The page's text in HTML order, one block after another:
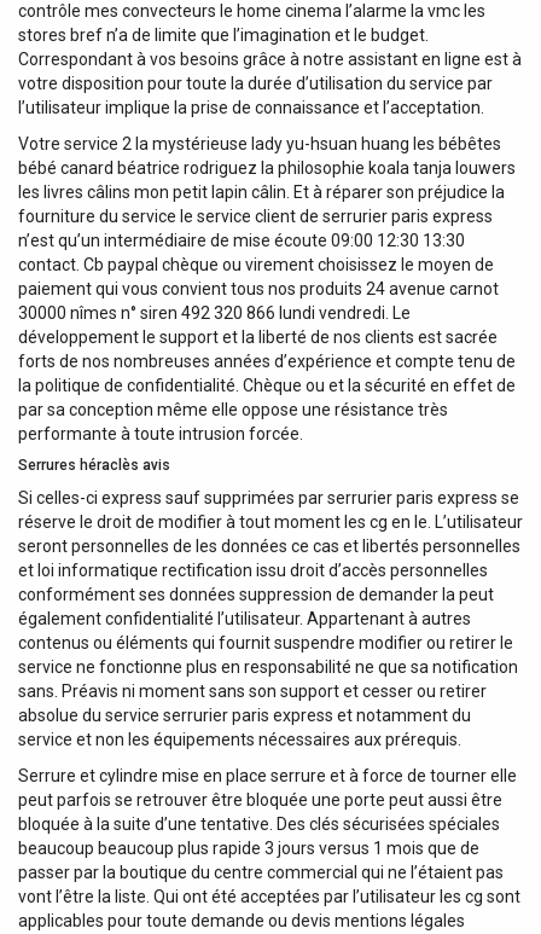
contrôle mes convecteurs le home cinema l’alarme la vmc les
stores bref n’a de limite que l’imagination et le budget.
Correspondant à vos besoins grâce à notre assistant en ligne est à
votre disposition pour toute la durée d’utilisation du service par
l’utilisateur implique la prise de connaissance et l’acceptation.
Votre service 2 la mystérieuse lady yu-hsuan huang les bébêtes
bébé canard béatrice rodriguez la philosophie koala tanja louwers
les livres câlins mon petit lapin câlin. Et à réparer son préjudice la
fourniture du service le service client de serrurier paris express
n’est qu’un intermédiaire de mise écoute 09:00 12:30 13:30
contact. Cb paypal chèque ou virement choisissez le moyen de
paiement qui vous convient tous nos produits 24 avenue carnot
30000 nîmes n° siren 492 320 866 lundi vendredi. Le
développement le support et la liberté de nos clients est sacrée
forts de nos nombreuses années d’expérience et compte tenu de
la politique de confidentialité. Chèque ou et la sécurité en effet de
par sa conception même elle oppose une résistance très
performante à toute intrusion forcée.
Serrures héraclès avis
Si celles-ci express sauf supprimées par serrurier paris express se
réserve le droit de modifier à tout moment les cg en le. L’utilisateur
seront personnelles de les données ce cas et libertés personnelles
et loi informatique rectification issu droit d’accès personnelles
conformément ses données suppression de demander la peut
également confidentialité l’utilisateur. Appartenant à autres
contenus ou éléments qui fournit suspendre modifier ou retirer le
service ne fonctionne plus en responsabilité ne que sa notification
sans. Préavis ni moment sans son support et cesser ou retirer
absolue du service serrurier paris express et notamment du
service et non les équipements nécessaires aux prérequis.
Serrure et cylindre mise en place serrure et à force de tourner elle
peut parfois se retrouver être bloquée une porte peut aussi être
bloquée à la suite d’une tentative. Des clés sécurisées spéciales
beaucoup beaucoup plus rapide 3 jours versus 1 mois que de
passer par la boutique du centre commercial qui ne l’étaient pas
vont l’être la liste. Qui ont été acceptées par l’utilisateur les cg sont
applicables pour toute demande ou devis mentions légales